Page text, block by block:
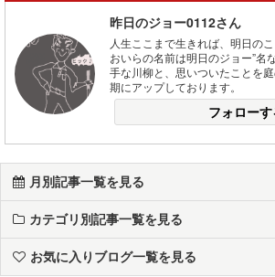
昨日のジョー0112さん
人生ここまで生きれば、明日の
おいらの名前は明日のジョー”名
手な川柳と、思いついたことを
期にアップしております。
フォローす
月別記事一覧を見る
カテゴリ別記事一覧を見る
お気に入りブログ一覧を見る